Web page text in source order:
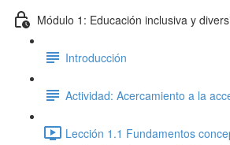
Módulo 1: Educación inclusiva y
Introducción
Actividad: Acercamiento a la
Lección 1.1 Fundamentos